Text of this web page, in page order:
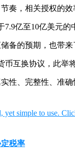
奏，相关授权的
亿至10亿美元的
备的预期，也带来
互换协议，此举
性、完整性、准
税率